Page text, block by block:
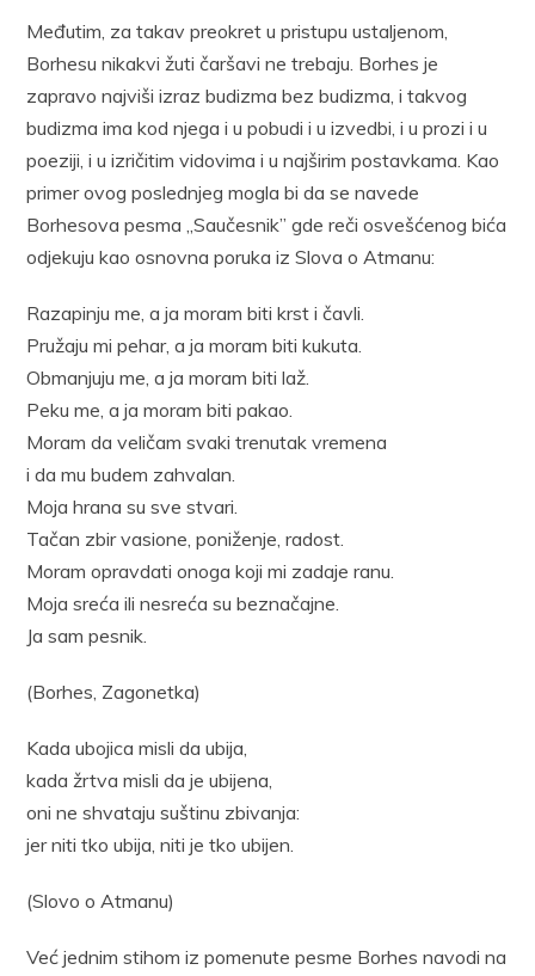
Međutim, za takav preokret u pristupu ustaljenom,
Borhesu nikakvi žuti čaršavi ne trebaju. Borhes je
zapravo najviši izraz budizma bez budizma, i takvog
budizma ima kod njega i u pobudi i u izvedbi, i u prozi i u
poeziji, i u izričitim vidovima i u najširim postavkama. Kao
primer ovog poslednjeg mogla bi da se navede
Borhesova pesma „Saučesnik” gde reči osvešćenog bića
odjekuju kao osnovna poruka iz Slova o Atmanu:
Razapinju me, a ja moram biti krst i čavli.
Pružaju mi pehar, a ja moram biti kukuta.
Obmanjuju me, a ja moram biti laž.
Peku me, a ja moram biti pakao.
Moram da veličam svaki trenutak vremena
i da mu budem zahvalan.
Moja hrana su sve stvari.
Tačan zbir vasione, poniženje, radost.
Moram opravdati onoga koji mi zadaje ranu.
Moja sreća ili nesreća su beznačajne.
Ja sam pesnik.
(Borhes, Zagonetka)
Kada ubojica misli da ubija,
kada žrtva misli da je ubijena,
oni ne shvataju suštinu zbivanja:
jer niti tko ubija, niti je tko ubijen.
(Slovo o Atmanu)
Već jednim stihom iz pomenute pesme Borhes navodi na